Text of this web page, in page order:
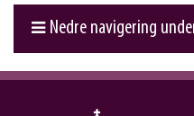
Nedre navigering